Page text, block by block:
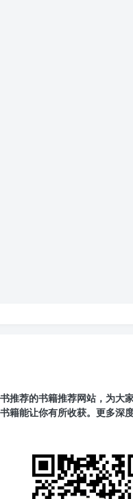
推荐的书籍推荐网站，为大
籍能让你有所收获。更多深